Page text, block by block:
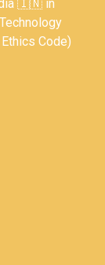
🇮🇳 in
Code)